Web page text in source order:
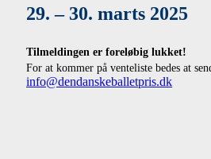
29. – 30. marts 2025
Tilmeldingen er foreløbig lukket!
For at kommer på venteliste bedes at
info@dendanskeballetpris.dk